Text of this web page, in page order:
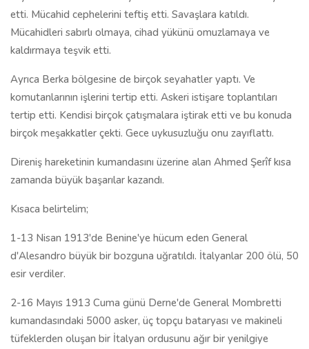
etti. Mücahid cephelerini teftiş etti. Savaşlara katıldı.
Mücahidleri sabırlı olmaya, cihad yükünü omuzlamaya ve
kaldırmaya teşvik etti.
Ayrıca Berka bölgesine de birçok seyahatler yaptı. Ve
komutanlarının işlerini tertip etti. Askeri istişare toplantıları
tertip etti. Kendisi birçok çatışmalara iştirak etti ve bu konuda
birçok meşakkatler çekti. Gece uykusuzluğu onu zayıflattı.
Direniş hareketinin kumandasını üzerine alan Ahmed Şerîf kısa
zamanda büyük başarılar kazandı.
Kısaca belirtelim;
1-13 Nisan 1913'de Benine'ye hücum eden General
d'Alesandro büyük bir bozguna uğratıldı. İtalyanlar 200 ölü, 50
esir verdiler.
2-16 Mayıs 1913 Cuma günü Derne'de General Mombretti
kumandasındaki 5000 asker, üç topçu bataryası ve makineli
tüfeklerden oluşan bir İtalyan ordusunu ağır bir yenilgiye